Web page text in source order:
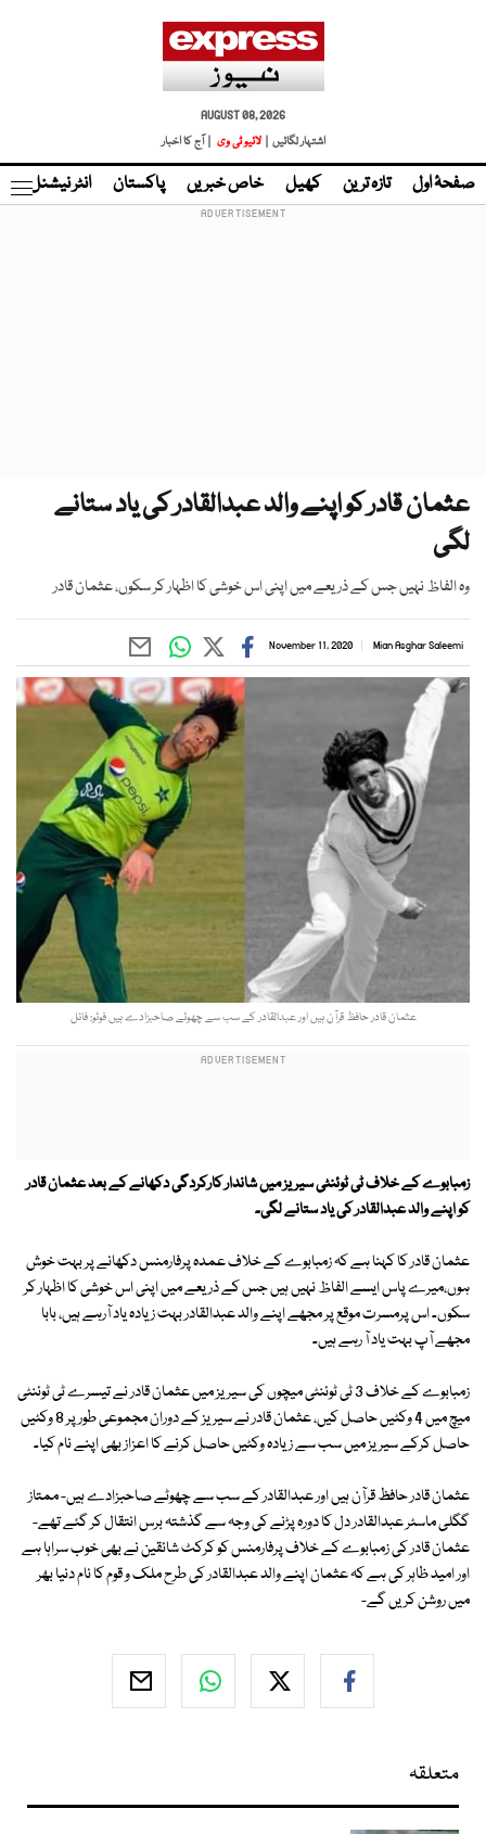
AUGUST 08, 2026
اشتہار لگائیں |
لائیو ٹی وی | آج کا اخبار
صفحۂ اول تازہ ترین کھیل خاص خبریں پاکستان انٹر نیشنل
عثمان قادر کو اپنے والد عبدالقادر کی یاد ستانے
لگی
وہ الفاظ نہیں جس کے ذریعے میں اپنی اس خوشی کا اظہار کر سکوں، عثمان قادر
Mian Asghar Saleemi
November 11, 2020
عثمان قادر حافظ قرآن ہیں اور عبدالقادر کے سب سے چھوٹے صاحبزادے ہیں فوٹو: فائل
زمبابوے کے خلاف ٹی ٹوئنٹی سیریز میں شاندار کارکردگی دکھانے کے بعد عثمان قادر
کو اپنے والد عبدالقادر کی یاد ستانے لگی۔
عثمان قادر کا کہنا ہے کہ زمبابوے کے خلاف عمدہ پرفارمنس دکھانے پر بہت خوش
ہوں،میرے پاس ایسے الفاظ نہیں ہیں جس کے ذریعے میں اپنی اس خوشی کا اظہار کر
سکوں۔ اس پرمسرت موقع پر مجھے اپنے والد عبدالقادر بہت زیادہ یاد آرہے ہیں، بابا
مجھے آپ بہت یاد آ رہے ہیں۔
زمبابوے کے خلاف 3 ٹی ٹوئنٹی میچوں کی سیریز میں عثمان قادر نے تیسرے ٹی ٹوئنٹی
میچ میں 4 وکٹیں حاصل کیں، عثمان قادر نے سیریز کے دوران مجموعی طور پر 8 وکٹیں
حاصل کرکے سیریز میں سب سے زیادہ وکٹیں حاصل کرنے کا اعزاز بھی اپنے نام کیا۔
عثمان قادر حافظ قرآن ہیں اور عبدالقادر کے سب سے چھوٹے صاحبزادے ہیں- ممتاز
گگلی ماسٹر عبدالقادر دل کا دورہ پڑنے کی وجہ سے گذشتہ برس انتقال کر گئے تھے-
عثمان قادر کی زمبابوے کے خلاف پرفارمنس کو کرکٹ شائقین نے بھی خوب سراہا ہے
اور امید ظاہر کی ہے کہ عثمان اپنے والد عبدالقادر کی طرح ملک و قوم کا نام دنیا بھر
میں روشن کریں گے-
متعلقہ